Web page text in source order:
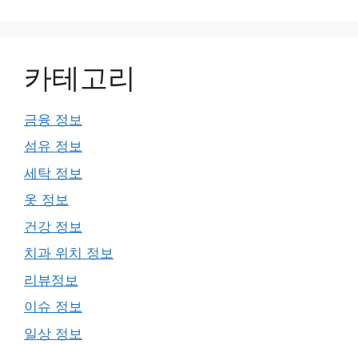
카테고리
금융 정보
섬유 정보
세탁 정보
옷 정보
건강 정보
치과 위치 정보
리뷰정보
이슈 정보
일상 정보